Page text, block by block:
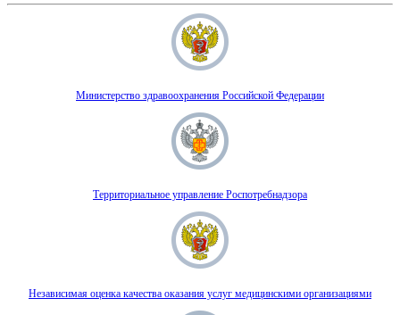
Министерство здравоохранения Российской Федерации
Территориальное управление Роспотребнадзора
Независимая оценка качества оказания услуг медицинскими организациями